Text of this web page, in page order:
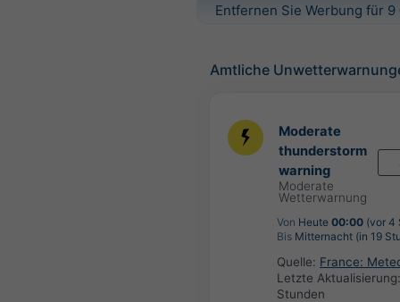
Entfernen Sie Werbung für
Amtliche
Moderate
thunderstorm
warning
Moderate
Wetterwarnung
Von Heute 00:00 (vor 4
Bis Mitternacht (in 19
Quelle: France:
Letzte
Stunden